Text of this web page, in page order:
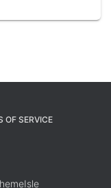
OF SERVICE